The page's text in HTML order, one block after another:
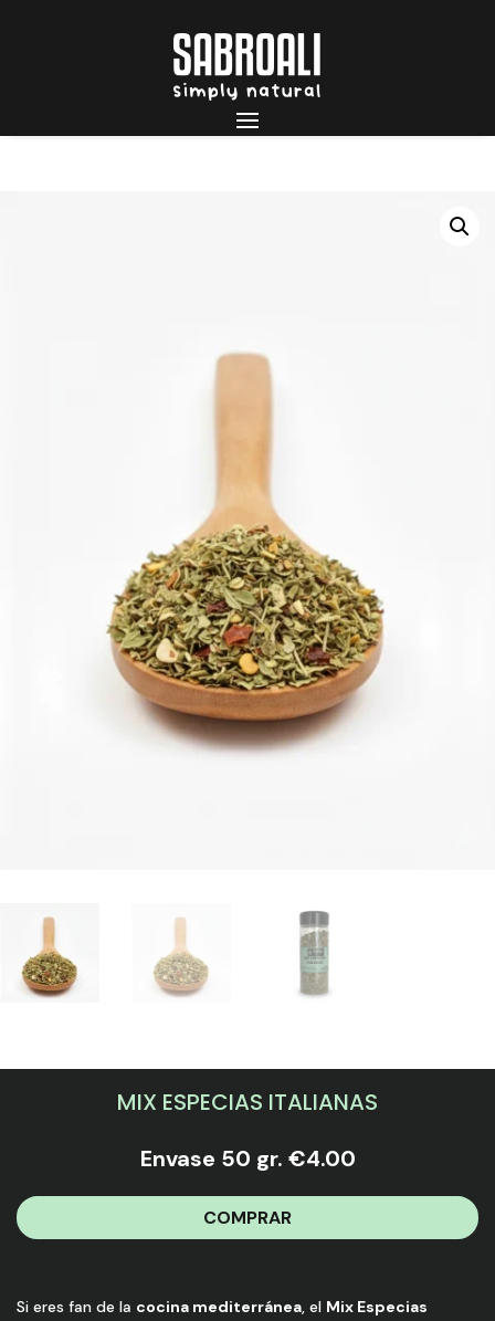
MIX ESPECIAS ITALIANAS
Envase 50 gr. €4.00
COMPRAR
Si eres fan de la cocina mediterránea, el Mix Especias